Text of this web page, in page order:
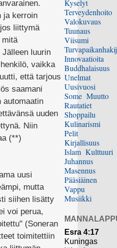
ja kerroin
liittymä
mitä
luurin
vaikka
että tarjous
saamani
automaatin
uuden
Niin
(**)
uusi
mutta
siihen lisätty
voi perua,
(Soneran
toimitettiin
Kyselyt
Terveydenhoito
Valokuvaus
Tuunaus
Viisumi
Innovaatioita
Buddhalaisuus
Unelmat
Uusivuosi
Some Muutto
Rautatiet
Shoppailu
Kulinarismi
Pelit
Kirjallisuus
Islam Kulttuuri
Juhannus
Masennus
Pääsiäinen
Vappu
Musiikki
Esra 4:17
Kuningas